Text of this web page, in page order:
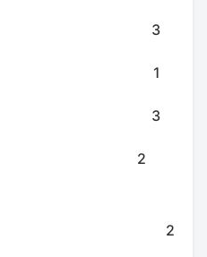
3
1
3
2
2